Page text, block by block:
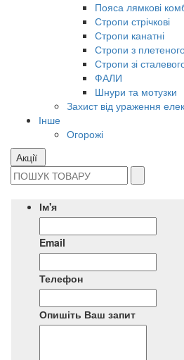
Пояса лямкові
Стропи стрічкові
Стропи канатні
Стропи з
Стропи зі
ФАЛИ
Шнури та мотузки
Захист від ураження
Інше
Огорожі
Акції
Ім'я
Email
Телефон
Опишіть Ваш запит